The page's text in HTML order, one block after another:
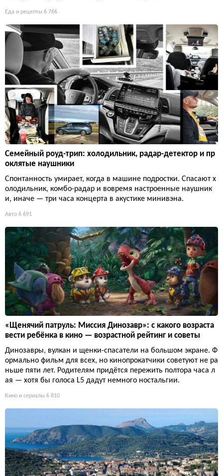
Еда и рецепты 6 766
Семейный роуд-трип: холодильник, радар-детектор и пр
оклятые наушники
Спонтанность умирает, когда в машине подростки. Спасают х
олодильник, комбо-радар и вовремя настроенные наушник
и, иначе — три часа концерта в акустике минивэна.
Авто 6 691
«Щенячий патруль: Миссия Динозавр»: с какого возраста
вести ребёнка в кино — возрастной рейтинг и советы
Динозавры, вулкан и щенки-спасатели на большом экране. Ф
ормально фильм для всех, но кинопрокатчики советуют не ра
ньше пяти лет. Родителям придётся пережить полтора часа л
ая — хотя бы голоса L5 дадут немного ностальгии.
Кино и сериалы 6 810